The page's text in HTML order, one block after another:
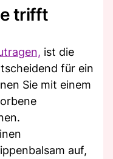
trifft
ist die
für ein
Sie mit einem
auf,